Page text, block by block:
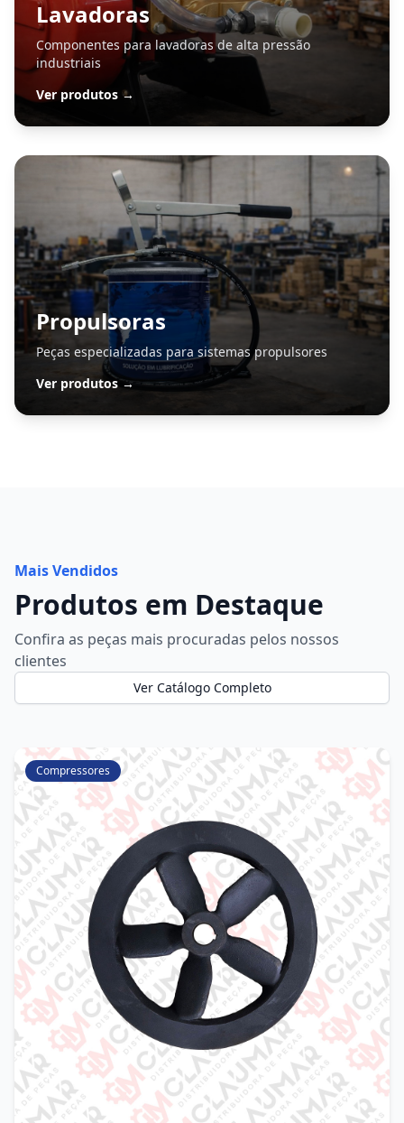
Lavadoras
Componentes para lavadoras de alta pressão
industriais
Ver produtos →
Propulsoras
Peças especializadas para sistemas propulsores
Ver produtos →
Mais Vendidos
Produtos em Destaque
Confira as peças mais procuradas pelos nossos
clientes
Ver Catálogo Completo
Compressores